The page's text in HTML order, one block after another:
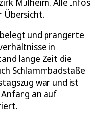
Mülheim. Alle Infos
Übersicht.
und prangerte
in
lange Zeit die
Schlammbadstaße
war und ist
an auf